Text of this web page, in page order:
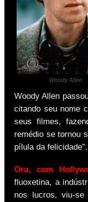
Woody Allen
Woody Allen
citando seu nome
seus filmes,
remédio se tornou
pílula da felicidade”.
Ora, com
fluoxetina, a
nos lucros, viu-se